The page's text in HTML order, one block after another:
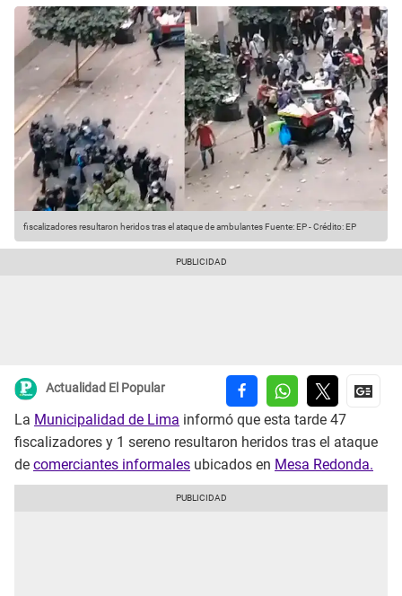
fiscalizadores resultaron heridos tras el ataque de ambulantesFuente: EP-Crédito: EP
Actualidad El Popular
La Municipalidad de Lima informó que esta tarde 47
fiscalizadores y 1 sereno resultaron heridos tras el ataque
de comerciantes informales ubicados en Mesa Redonda.